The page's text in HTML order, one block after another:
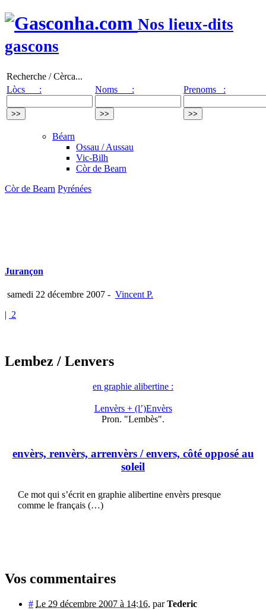
Nos lieux-dits
gascons
Recherche / Cèrca...
Lòcs :
Noms : Prenoms :
Béarn
Ossau / Aussau
Vic-Bilh
Còr de Bearn
Còr de Bearn Pyrénées
Jurançon
samedi 22 décembre 2007 - Vincent P.
| 2
Lembez / Lenvers
en graphie alibertine :
Lenvèrs + (l’)Envèrs
Pron. "Lembès".
envèrs, renvèrs, arrenvèrs/ envers, côté opposé au
soleil
Ce mot qui s’écrit en graphie alibertine envèrs presque
comme le français (…)
Vos commentaires
# Le 29 décembre 2007 à 14:16, parTederic